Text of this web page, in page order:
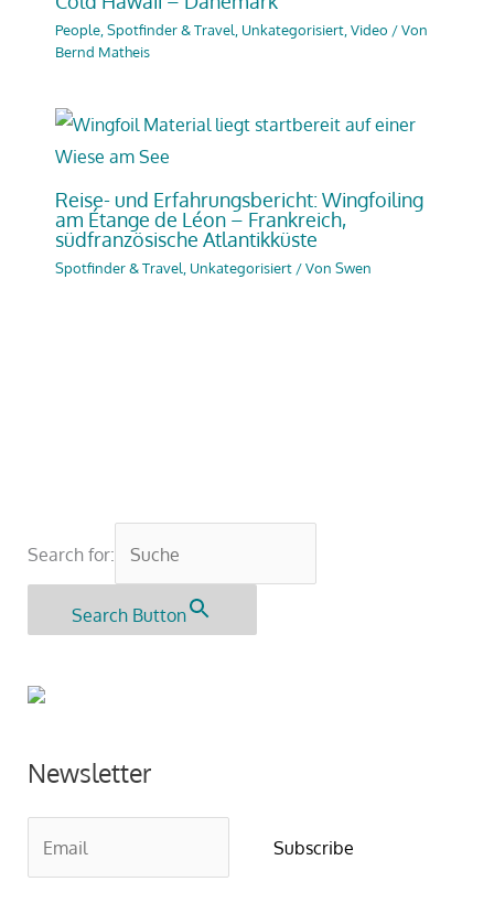
People, Spotfinder & Travel Unkategorisiert, Video / Von
Bernd Matheis
Reise- und Erfahrungsbericht: Wingfoiling
am Étange de Léon – Frankreich,
südfranzösische Atlantikküste
Spotfinder & Travel Unkategorisiert/ Von Swen
Search for:
Search Button
Newsletter